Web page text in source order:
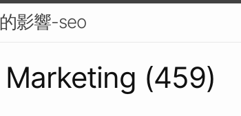
影響-seo
Marketing (459)